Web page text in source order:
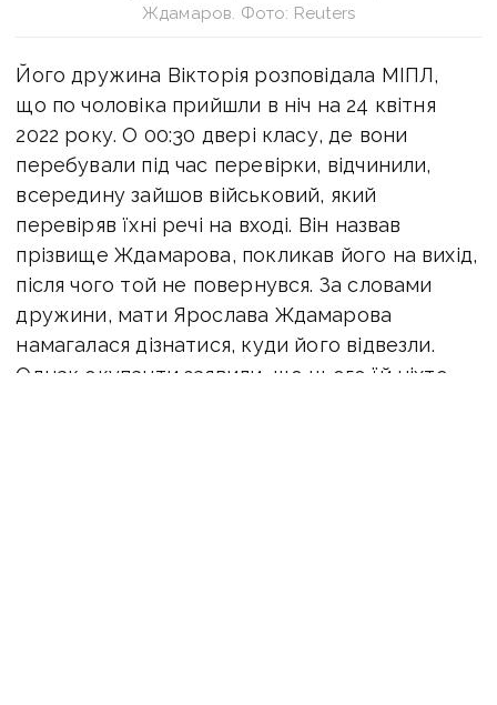
Ждамаров. Фото: Reuters
Його дружина Вікторія розповідала МІПЛ,
що по чоловіка прийшли в ніч на 24 квітня
2022 року. О 00:30 двері класу, де вони
перебували під час перевірки, відчинили,
всередину зайшов військовий, який
перевіряв їхні речі на вході. Він назвав
прізвище Ждамарова, покликав його на вихід,
після чого той не повернувся. За словами
дружини, мати Ярослава Ждамарова
намагалася дізнатися, куди його відвезли.
Однак окупанти заявили, що цього їй ніхто